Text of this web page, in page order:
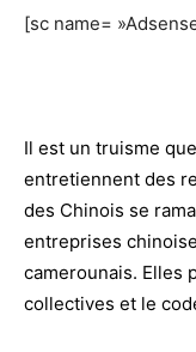
[sc name=
Il est un truisme
entretiennent des
des Chinois se
entreprises
camerounais. Elles
collectives et le